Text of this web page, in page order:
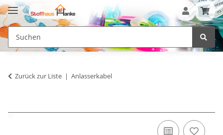
Zurück zur Liste Anlasserkabel